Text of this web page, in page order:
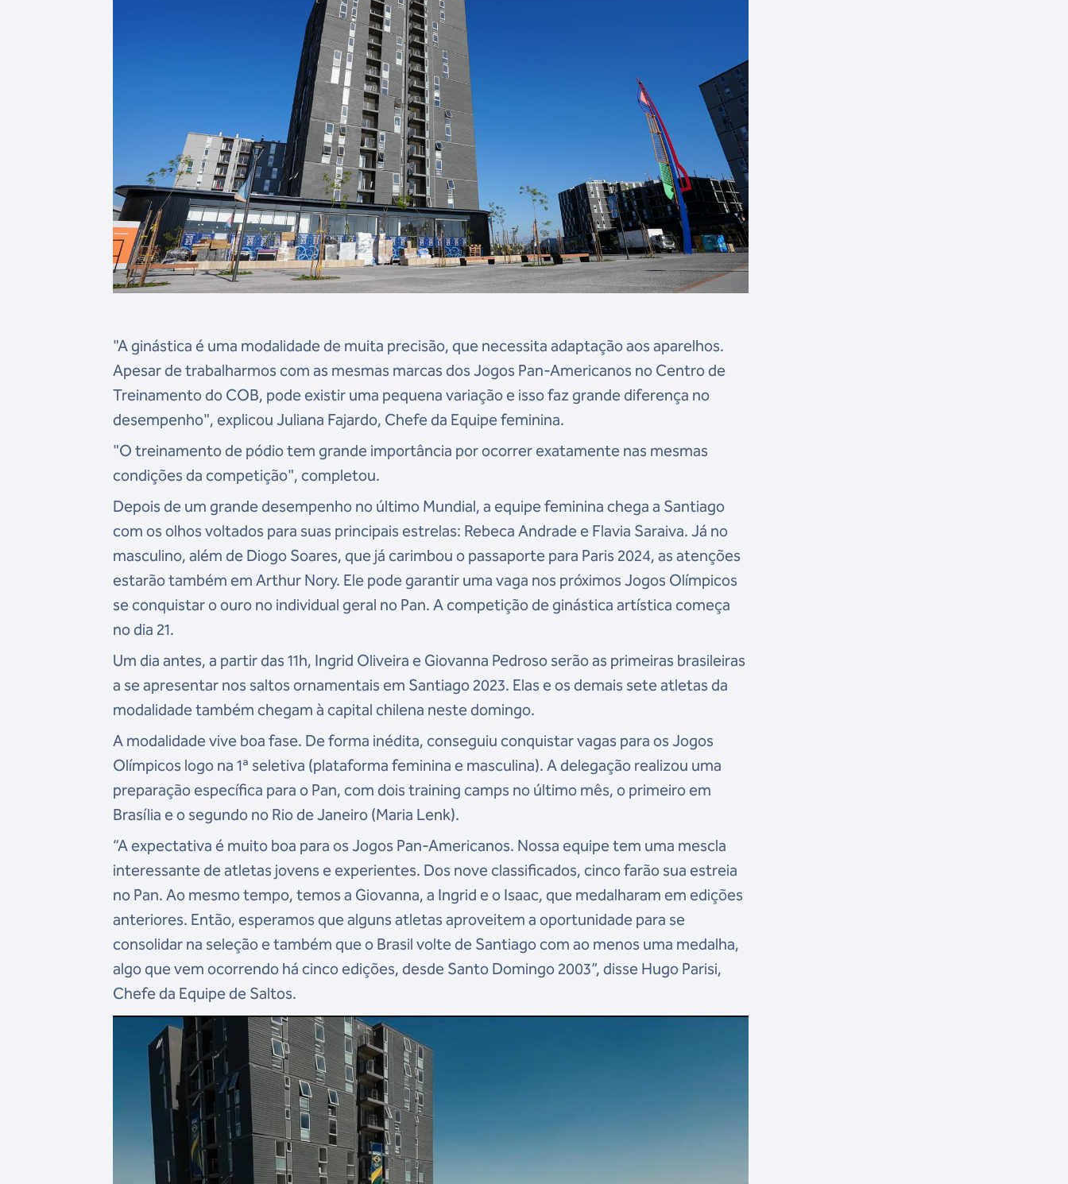
"A ginástica é uma modalidade de muita precisão, que necessita adaptação aos aparelhos.
Apesar de trabalharmos com as mesmas marcas dos Jogos Pan-Americanos no Centro de
Treinamento do COB, pode existir uma pequena variação e isso faz grande diferença no
desempenho", explicou Juliana Fajardo, Chefe da Equipe feminina.
"O treinamento de pódio tem grande importância por ocorrer exatamente nas mesmas
condições da competição", completou.
Depois de um grande desempenho no último Mundial, a equipe feminina chega a Santiago
com os olhos voltados para suas principais estrelas: Rebeca Andrade e Flavia Saraiva. Já no
masculino, além de Diogo Soares, que já carimbou o passaporte para Paris 2024, as atenções
estarão também em Arthur Nory. Ele pode garantir uma vaga nos próximos Jogos Olímpicos
se conquistar o ouro no individual geral no Pan. A competição de ginástica artística começa
no dia 21.
Um dia antes, a partir das 11h, Ingrid Oliveira e Giovanna Pedroso serão as primeiras brasileiras
a se apresentar nos saltos ornamentais em Santiago 2023. Elas e os demais sete atletas da
modalidade também chegam à capital chilena neste domingo.
A modalidade vive boa fase. De forma inédita, conseguiu conquistar vagas para os Jogos
Olímpicos logo na 1ª seletiva (plataforma feminina e masculina). A delegação realizou uma
preparação específica para o Pan, com dois training camps no último mês, o primeiro em
Brasília e o segundo no Rio de Janeiro (Maria Lenk).
“A expectativa é muito boa para os Jogos Pan-Americanos. Nossa equipe tem uma mescla
interessante de atletas jovens e experientes. Dos nove classificados, cinco farão sua estreia
no Pan. Ao mesmo tempo, temos a Giovanna, a Ingrid e o Isaac, que medalharam em edições
anteriores. Então, esperamos que alguns atletas aproveitem a oportunidade para se
consolidar na seleção e também que o Brasil volte de Santiago com ao menos uma medalha,
algo que vem ocorrendo há cinco edições, desde Santo Domingo 2003”, disse Hugo Parisi,
Chefe da Equipe de Saltos.